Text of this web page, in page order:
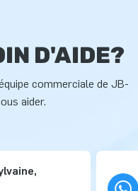
D'AIDE?
commerciale de JB-
aider.